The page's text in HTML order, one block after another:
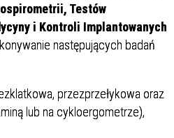
Testów
i Kontroli Implantowanych
następujących badań
przezprzełykowa oraz
lub na cykloergometrze),